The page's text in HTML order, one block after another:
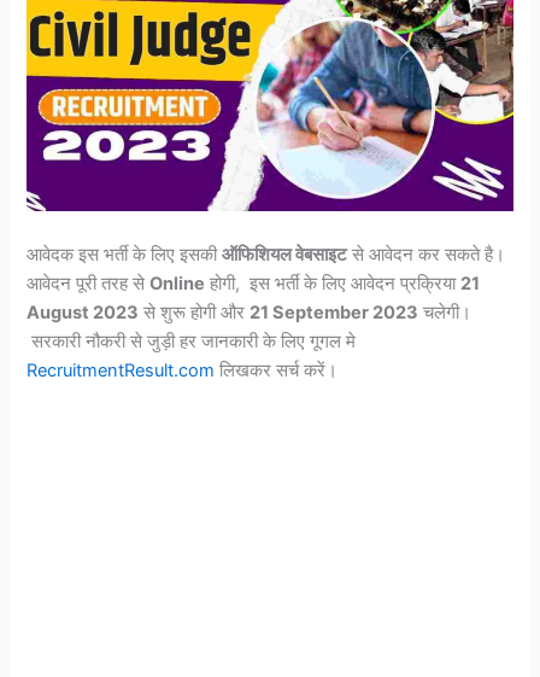
आवेदक इस भर्ती के लिए इसकीऑफिशियल वेबसाइटसे आवेदन कर सकते है।
आवेदन पूरी तरह सेOnline होगी, इस भर्ती के लिए आवेदन प्रक्रिया 21
August 2023 से शुरू होगी और 21 September 2023 चलेगी।
सरकारी नौकरी से जुड़ी हर जानकारी के लिए गूगल मे
RecruitmentResult.com लिखकर सर्च करें।